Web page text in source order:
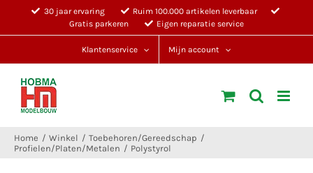
30 jaar ervaring
Ruim 100.000 artikelen leverbaar
Gratis parkeren
Eigen reparatie service
Klantenservice Mijn account
Home Winkel
Toebehoren/Gereedschap
Profielen/Platen/Metalen
Polystyrol